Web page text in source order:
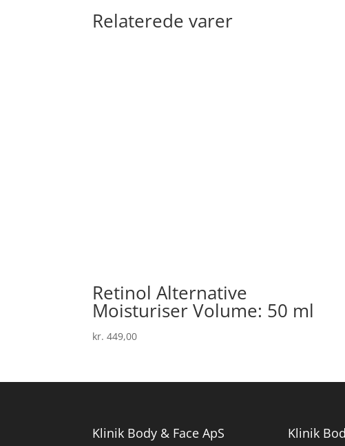
Relaterede varer
Retinol Alternative
Moisturiser Volume: 50 ml
kr. 449,00
Klinik Body & Face ApS Klinik